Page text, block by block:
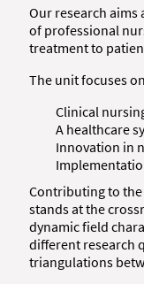
Our research
of professional
treatment to
The unit focuses
Clinical
A healthcare
Innovation in
Contributing to the
stands at the
dynamic field
different research
triangulations